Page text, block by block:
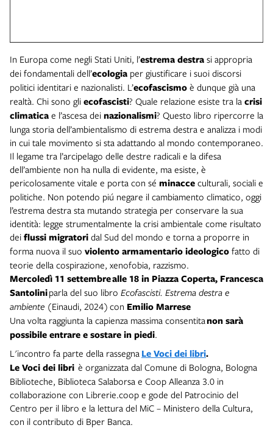
In Europa come negli Stati Uniti, l’estrema destra si appropria
dei fondamentali dell’ecologia per giustificare i suoi discorsi
politici identitari e nazionalisti. L’ecofascismo è dunque già una
realtà. Chi sono gli ecofascisti? Quale relazione esiste tra la crisi
climatica e l’ascesa dei nazionalismi? Questo libro ripercorre la
lunga storia dell’ambientalismo di estrema destra e analizza i modi
in cui tale movimento si sta adattando al mondo contemporaneo.
Il legame tra l’arcipelago delle destre radicali e la difesa
dell’ambiente non ha nulla di evidente, ma esiste, è
pericolosamente vitale e porta con sé minacce culturali, sociali e
politiche. Non potendo piú negare il cambiamento climatico, oggi
l’estrema destra sta mutando strategia per conservare la sua
identità: legge strumentalmente la crisi ambientale come risultato
dei flussi migratori dal Sud del mondo e torna a proporre in
forma nuova il suo violento armamentario ideologico fatto di
teorie della cospirazione, xenofobia, razzismo.
Mercoledì 11 settembrealle 18 in Piazza Coperta, Francesca
Santoliniparla del suo libro Ecofascisti. Estrema destra e
ambiente (Einaudi, 2024) con Emilio Marrese
Una volta raggiunta la capienza massima consentitanon sarà
possibile entrare e sostare in piedi.
L'incontro fa parte della rassegna Le Voci dei libri.
Le Voci dei libri è organizzata dal Comune di Bologna, Bologna
Biblioteche, Biblioteca Salaborsa e Coop Alleanza 3.0 in
collaborazione con Librerie.coop e gode del Patrocinio del
Centro per il libro e la lettura del MiC – Ministero della Cultura,
con il contributo di Bper Banca.